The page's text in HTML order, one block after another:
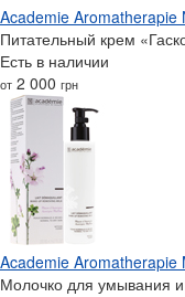
Academie Aromatherapie
Питательный крем
Есть в наличии
от 2 000 грн
Academie Aromatherapie
Молочко для умывания